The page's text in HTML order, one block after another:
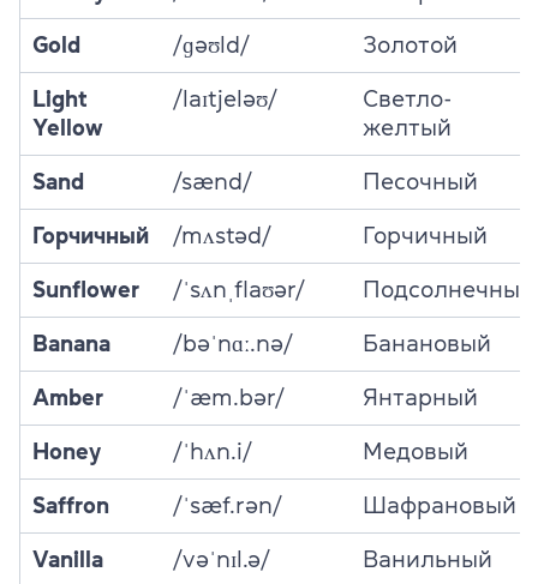
Gold /ɡəʊld/ Золотой
Light
Yellow
/laɪtjeləʊ/
Светло-
желтый
Sand /sænd/ Песочный
Горчичный /mʌstəd/ Горчичный
Sunflower /ˈsʌnˌflaʊər/ Подсолнечный
Banana /bəˈnɑː.nə/ Банановый
Amber /ˈæm.bər/ Янтарный
Honey /ˈhʌn.i/ Медовый
Saffron /ˈsæf.rən/ Шафрановый
Vanilla /vəˈnɪl.ə/ Ванильный